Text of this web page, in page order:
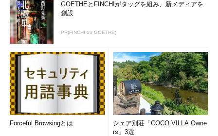
GOETHEとFINCHIがタッグを組み、新メディアを
創設
PR(FINCHI on GOETHE)
Forceful Browsingとは
シェア別荘「COCO VILLA Owne
rs」3選